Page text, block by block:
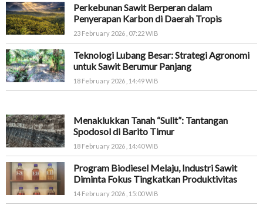
Perkebunan Sawit Berperan dalam
Penyerapan Karbon di Daerah Tropis
23 February 2026 , 07:22 WIB
Teknologi Lubang Besar: Strategi Agronomi
untuk Sawit Berumur Panjang
18 February 2026 , 14:49 WIB
Menaklukkan Tanah “Sulit”: Tantangan
Spodosol di Barito Timur
18 February 2026 , 14:40 WIB
Program Biodiesel Melaju, Industri Sawit
Diminta Fokus Tingkatkan Produktivitas
14 February 2026 , 15:00 WIB